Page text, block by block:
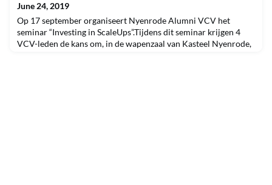
June 24, 2019
Op 17 september organiseert Nyenrode Alumni VCV het
seminar “Investing in ScaleUps”.Tijdens dit seminar krijgen 4
VCV-leden de kans om, in de wapenzaal van Kasteel Nyenrode,